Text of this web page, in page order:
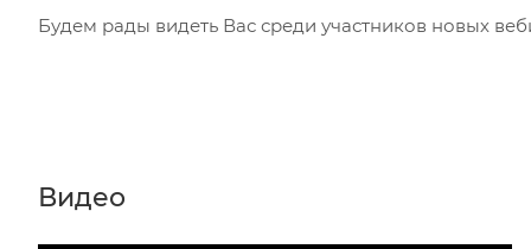
Будем рады видеть Вас среди участников новых
Видео